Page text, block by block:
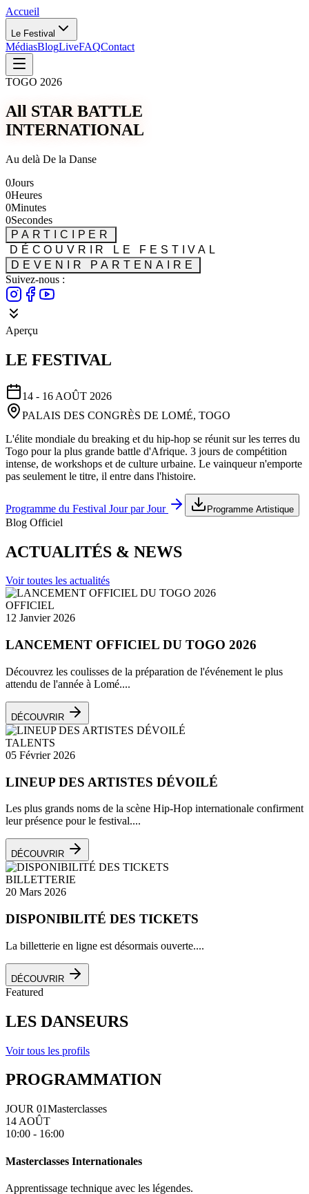
Accueil
Le Festival
MédiasBlogLiveFAQContact
TOGO 2026
All STAR BATTLE
INTERNATIONAL
Au delà De la Danse
0Jours
0Heures
0Minutes
0Secondes
PARTICIPER
DÉCOUVRIR LE FESTIVAL
DEVENIR PARTENAIRE
Suivez-nous :
Aperçu
LE FESTIVAL
14 - 16 AOÛT 2026
PALAIS DES CONGRÈS DE LOMÉ, TOGO
L'élite mondiale du breaking et du hip-hop se réunit sur les terres du
Togo pour la plus grande battle d'Afrique. 3 jours de compétition
intense, de workshops et de culture urbaine. Le vainqueur n'emporte
pas seulement le titre, il entre dans l'histoire.
Programme du Festival Jour par Jour Programme Artistique
Blog Officiel
ACTUALITÉS & NEWS
Voir toutes les actualités
OFFICIEL
12 Janvier 2026
LANCEMENT OFFICIEL DU TOGO 2026
Découvrez les coulisses de la préparation de l'événement le plus
attendu de l'année à Lomé....
DÉCOUVRIR
TALENTS
05 Février 2026
LINEUP DES ARTISTES DÉVOILÉ
Les plus grands noms de la scène Hip-Hop internationale confirment
leur présence pour le festival....
DÉCOUVRIR
BILLETTERIE
20 Mars 2026
DISPONIBILITÉ DES TICKETS
La billetterie en ligne est désormais ouverte....
DÉCOUVRIR
Featured
LES DANSEURS
Voir tous les profils
PROGRAMMATION
JOUR 01Masterclasses
14 AOÛT
10:00 - 16:00
Masterclasses Internationales
Apprentissage technique avec les légendes.